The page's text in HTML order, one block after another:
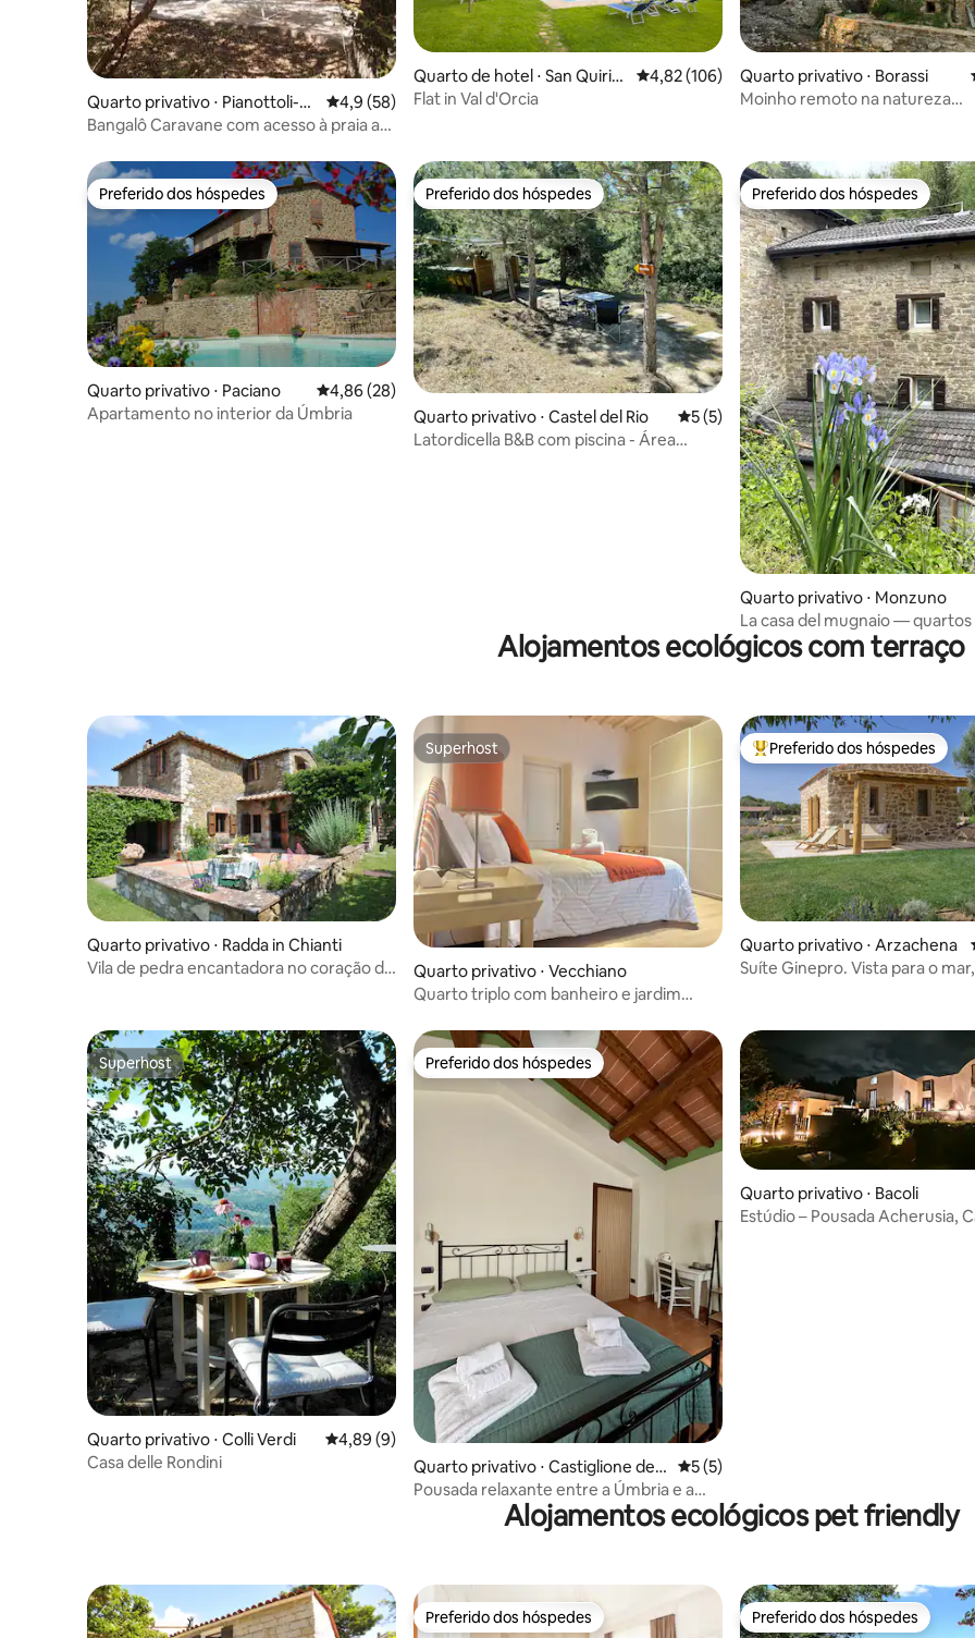
Quarto privativo ⋅ Pianottoli-C
aldarello
4,9 de uma avaliação média de 5, 58 avaliações
4,9 (58)
Bangalô Caravane com acesso à praia a
Quarto de hotel ⋅ San Quiric
o
4,82 de uma avaliação média de 5, 106
4,82 (106)
Flat in Val d'Orcia
Quarto privativo ⋅ Borassi
Moinho remoto na natureza
Preferido dos hóspedes
Preferido dos hóspedes
Quarto privativo ⋅ Paciano 4,86 de uma avaliação média de 5, 28 avaliações
4,86 (28)
Apartamento no interior da Úmbria
Preferido dos hóspedes
Preferido dos hóspedes
Quarto privativo ⋅ Castel del Rio 5 de uma avaliação média de 5, 5
5 (5)
Latordicella B&B com piscina - Área
Preferido dos hóspedes
Preferido dos hóspedes
Quarto privativo ⋅ Monzuno
La casa del mugnaio —
moinho à beira do rio
Alojamentos ecológicos com terraço
Quarto privativo ⋅ Radda in Chianti
Vila de pedra encantadora no coração de
Superhost
Superhost
Quarto privativo ⋅ Vecchiano
Quarto triplo com banheiro e jardim
Entre os melhores preferidos
Preferido dos hóspedes
Quarto privativo ⋅ Arzachena
Suíte Ginepro. Vista para o
Superhost
Superhost
Quarto privativo ⋅ Colli Verdi 4,89 de uma avaliação média de 5, 9 avaliações
4,89 (9)
Casa delle Rondini
Preferido dos hóspedes
Preferido dos hóspedes
Quarto privativo ⋅ Castiglione del
Lago
5 de uma avaliação média de 5, 5
5 (5)
Pousada relaxante entre a Úmbria e a
Quarto privativo ⋅ Bacoli
Estúdio – Pousada Acherusia,
Alojamentos ecológicos pet friendly
Preferido dos hóspedes
Preferido dos hóspedes Preferido dos hóspedes
Preferido dos hóspedes